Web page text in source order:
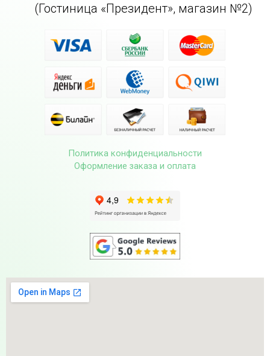
(Гостиница «Президент», магазин №2)
Политика конфиденциальности
Оформление заказа и оплата